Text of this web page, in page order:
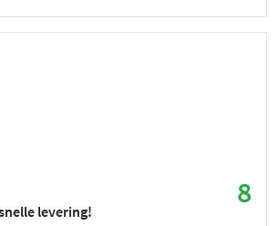
8
levering!